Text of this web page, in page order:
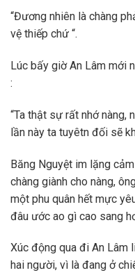
“Đương nhiên là chàng
vệ thiếp chứ “.
Lúc bấy giờ An Lâm mới
:
“Ta thật sự rất nhớ nàng,
lần này ta tuyêtn đối sẽ
Băng Nguyệt im lặng
chàng giành cho nàng,
một phu quân hết mực
đâu ước ao gì cao sang
Xúc động qua đi An Lâm
hai người, vì là đang ở